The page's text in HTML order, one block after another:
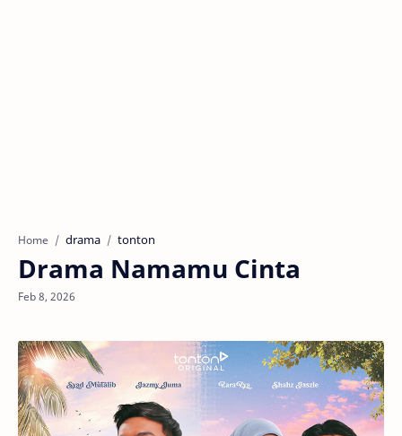
Home drama tonton
Drama Namamu Cinta